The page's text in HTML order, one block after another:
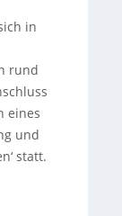
in
rund
eines
und
statt.